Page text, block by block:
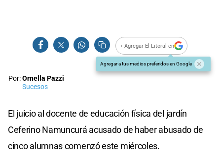
+ Agregar El Litoral en
Agregar a tus medios preferidos en Google
Por:Ornella Pazzi
Sucesos
El juicio al docente de educación física del jardín
Ceferino Namuncurá acusado de haber abusado de
cinco alumnas comenzó este miércoles.